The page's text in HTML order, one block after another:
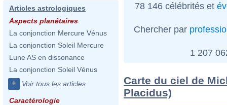
Articles astrologiques
Aspects planétaires
La conjonction Mercure Vénus
La conjonction Soleil Mercure
Lune AS en dissonance
La conjonction Soleil Vénus
+ Voir tous les articles
Caractérologie
78 146 célébrités et
Chercher par
1 207
Carte du ciel de
Placidus)